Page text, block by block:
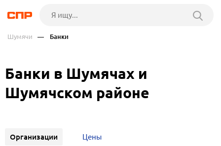
Шумячи — Банки
Банки в Шумячах и
Шумячском районе
Организации Цены